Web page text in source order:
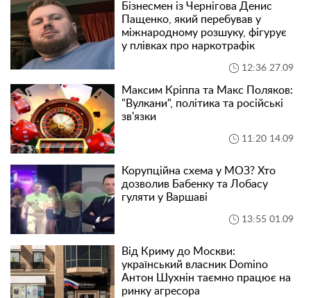
Бізнесмен із Чернігова Денис
Пащенко, який перебував у
міжнародному розшуку, фігурує
у плівках про наркотрафік
12:36 27.09
Максим Кріппа та Макс Поляков:
"Вулкани", політика та російські
зв'язки
11:20 14.09
Корупційна схема у МОЗ? Хто
дозволив Бабенку та Лобасу
гуляти у Варшаві
13:55 01.09
Від Криму до Москви:
український власник Domino
Антон Шухнін таємно працює на
ринку агресора